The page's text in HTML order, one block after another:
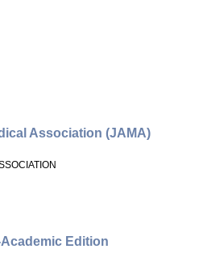
Association (JAMA)
Edition